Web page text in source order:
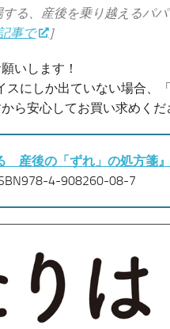
る、産後を乗り越えるパ
事で ］
いします！
スにしか出ていない場合
ら安心してお買い求めくだ
産後の「ずれ」の処方箋』
4-908260-08-7